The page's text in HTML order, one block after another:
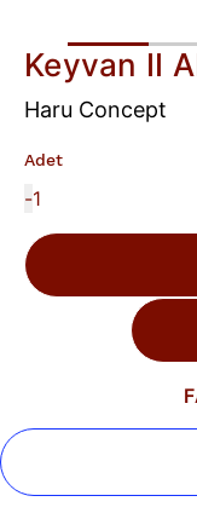
Keyvan II
Haru Concept
Adet
-